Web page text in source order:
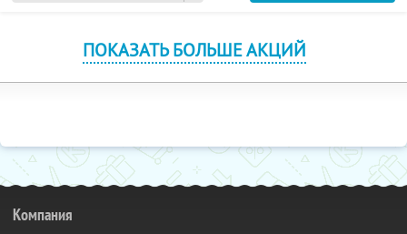
ПОКАЗАТЬ БОЛЬШЕ АКЦИЙ
Компания